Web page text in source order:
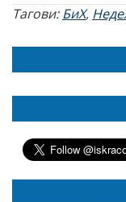
Тагови:БиХ,